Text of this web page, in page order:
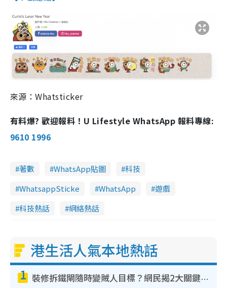
來源：Whatsticker
有料爆? 歡迎報料！U Lifestyle WhatsApp 報料專線:
9610 1996
著數 WhatsApp貼圖
科技
WhatsappSticke
WhatsApp
遊戲
科技熱話
網絡熱話
港生活人氣本地熱話
1 裝修拆鐵閘隨時變賊人目標？網民揭2大關鍵用途：裝新式等於白裝？附新舊鐵閘分別